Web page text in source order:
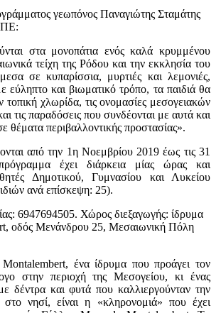
γεωπόνος Παναγιώτης Σταμάτης
στα μονοπάτια ενός καλά κρυμμένου
τείχη της Ρόδου και την εκκλησία του
σε κυπαρίσσια, μυρτιές και λεμονιές,
εύληπτο και βιωματικό τρόπο, τα παιδιά θα
τοπική χλωρίδα, τις ονομασίες μεσογειακών
τις παραδόσεις που συνδέονται με αυτά και
θέματα περιβαλλοντικής προστασίας».
από την 1η Νοεμβρίου 2019 έως τις 31
έχει διάρκεια μίας ώρας και
Δημοτικού, Γυμνασίου και Λυκείου
ανά επίσκεψη: 25).
6947694505. Χώρος διεξαγωγής: ίδρυμα
οδός Μενάνδρου 25, Μεσαιωνική Πόλη
ένα ίδρυμα που προάγει τον
στην περιοχή της Μεσογείου, κι ένας
δέντρα και φυτά που καλλιεργούνταν την
νησί, είναι η «κληρονομιά» που έχει